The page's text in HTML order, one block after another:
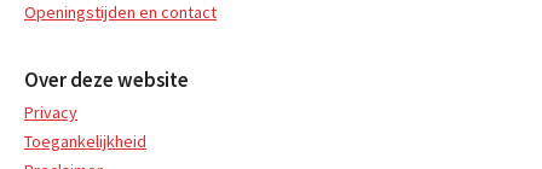
Openingstijden en contact
Over deze website
Privacy
Toegankelijkheid